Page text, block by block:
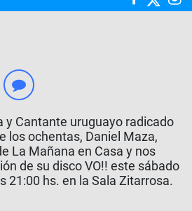
y Cantante uruguayo radicado
los ochentas, Daniel Maza,
La Mañana en Casa y nos
de su disco VO!! este sábado
21:00 hs. en la Sala Zitarrosa.